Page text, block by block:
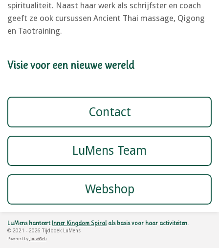
spiritualiteit. Naast haar werk als schrijfster en coach
geeft ze ook cursussen Ancient Thai massage, Qigong
en Taotraining.
Visie voor een nieuwe wereld
Contact
LuMens Team
Webshop
LuMens hanteert Inner Kingdom Spiralals basis voor haar activiteiten.
© 2021 - 2026 Tijdboek LuMens
Powered by JouwWeb